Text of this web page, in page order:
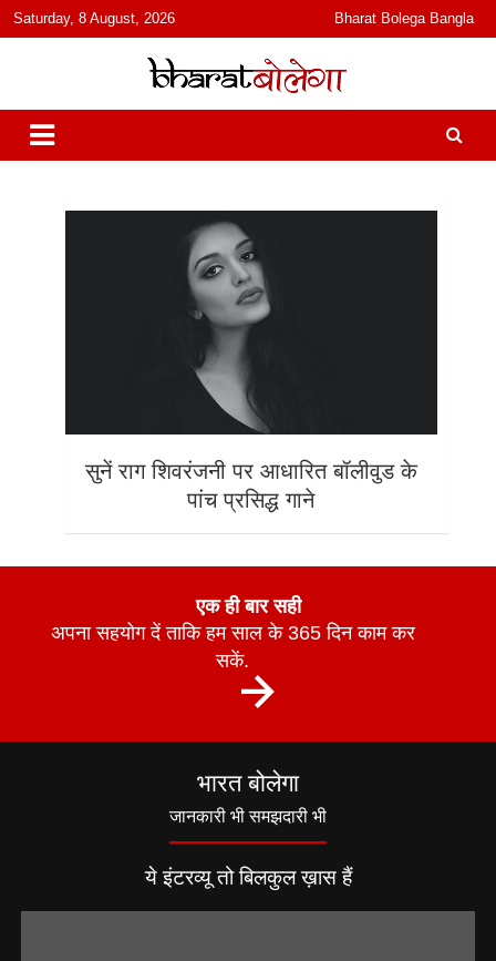
content
Saturday, 8 August, 2026 Bharat Bolega Bangla
भारत बोलेगा
हिंदी में समाचार, विचार, ऑडियो, वीडियो और फ़ीचर. भारत बोलेगा हिंदी न्यूज़ वेबसाइट
India: News, Views, Info, Trends & Podcast I जानकारी भी समझदारी भी
और पॉडकास्ट
सुनें राग शिवरंजनी पर आधारित बॉलीवुड के
पांच प्रसिद्ध गाने
एक ही बार सही
अपना सहयोग दें ताकि हम साल के 365 दिन काम कर
सकें.
भारत बोलेगा
जानकारी भी समझदारी भी
ये इंटरव्यू तो बिलकुल ख़ास हैं